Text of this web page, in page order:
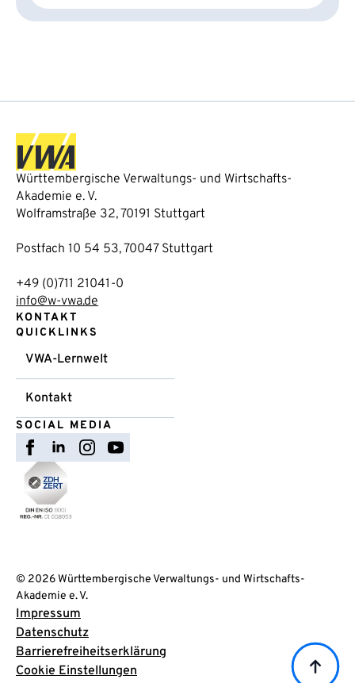
Württembergische Verwaltungs- und Wirtschafts-
Akademie e. V.
Wolframstraße 32, 70191 Stuttgart
Postfach 10 54 53, 70047 Stuttgart
+49 (0)711 21041-0
info@w-vwa.de
KONTAKT
QUICKLINKS
VWA-Lernwelt
Kontakt
SOCIAL MEDIA
© 2026 Württembergische Verwaltungs- und Wirtschafts-
Akademie e. V.
Impressum
Datenschutz
Barrierefreiheitserklärung
Cookie Einstellungen